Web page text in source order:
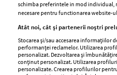
GSP
Unica
Baby
schimba preferintele in mod individual,
necesare pentru functionarea website-
Atât noi, cât și partenerii noștri
Stocarea și/sau accesarea informațiilor
performanței reclamelor. Utilizarea
personalizat. Dezvoltarea și
conținut personalizat. Utilizarea
personalizate. Crearea profilurilor